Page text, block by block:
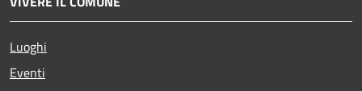
Luoghi
Eventi